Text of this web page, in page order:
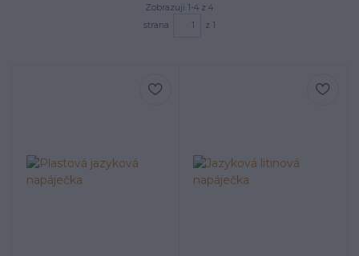
Zobrazuji 1-4 z 4
strana
z 1